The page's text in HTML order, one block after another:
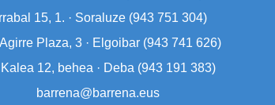
15, 1. · Soraluze (943 751 304)
Plaza, 3 · Elgoibar (943 741 626)
Kalea 12, behea · Deba (943 191 383)
barrena@barrena.eus